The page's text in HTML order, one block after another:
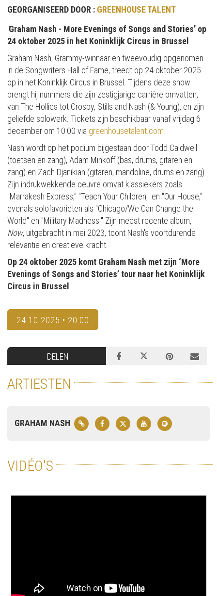
GEORGANISEERD DOOR : GREENHOUSE TALENT
Graham Nash - More Evenings of Songs and Stories’ op
24 oktober 2025 in het Koninklijk Circus in Brussel
Graham Nash, Grammy-winnaar en tweevoudig opgenomen
in de Songwriters Hall of Fame, treedt op 24 oktober 2025
op in het Koninklijk Circus in Brussel. Tijdens deze show
brengt hij nummers die zijn zestigjarige carrière omvatten,
van The Hollies tot Crosby, Stills and Nash (& Young), en zijn
geliefde solowerk. Tickets zijn beschikbaar vanaf vrijdag 6
december om 10:00 via greenhousetalent.com
Nash wordt op het podium bijgestaan door Todd Caldwell
(toetsen en zang), Adam Minkoff (bas, drums, gitaren en
zang) en Zach Djanikian (gitaren, mandoline, drums en zang).
Zijn indrukwekkende oeuvre omvat klassiekers zoals
"Marrakesh Express," "Teach Your Children," en "Our House,"
evenals solofavorieten als "Chicago/We Can Change the
World" en "Military Madness." Zijn meest recente album,
Now, uitgebracht in mei 2023, toont Nash's voortdurende
relevantie en creatieve kracht.
Op 24 oktober 2025 komt Graham Nash met zijn ‘More
Evenings of Songs and Stories’ tour naar het Koninklijk
Circus in Brussel
24.10.2025 • 20:00
DELEN
ARTIESTEN
GRAHAM NASH
VIDÉO'S